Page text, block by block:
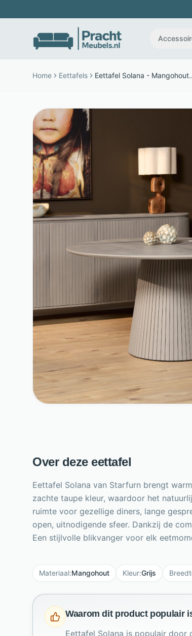
Home Eettafels Eettafel Solana -
Over deze eettafel
Eettafel Solana van Starfurn brengt
zachte taupe kleur, waardoor het
ruimte voor gezellige diners, lange
open, uitnodigende sfeer. Dankzij de
Een stijlvolle blikvanger voor elk
Materiaal:Mangohout Kleur:Grijs
Waarom dit product populair
Eettafel Solana is populair door